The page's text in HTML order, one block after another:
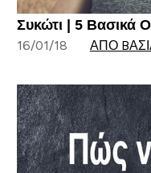
Συκώτι | 5 Βασικά
16/01/18 ΑΠΌ